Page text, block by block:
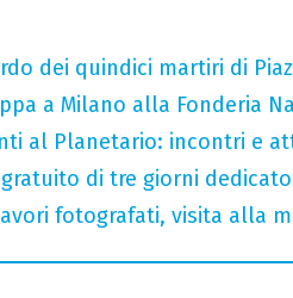
dei quindici martiri di
a Milano alla Fonderia
al Planetario: incontri e
di tre giorni
fotografati, visita alla